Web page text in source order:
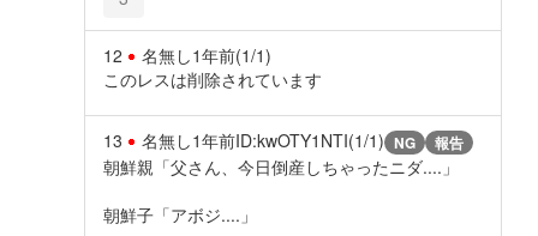
12 名無し1年前(1/1)
このレスは削除されています
13 名無し1年前ID:kwOTY1NTI(1/1) NG 報告
朝鮮親「父さん、今日倒産しちゃったニダ....」
朝鮮子「アボジ....」